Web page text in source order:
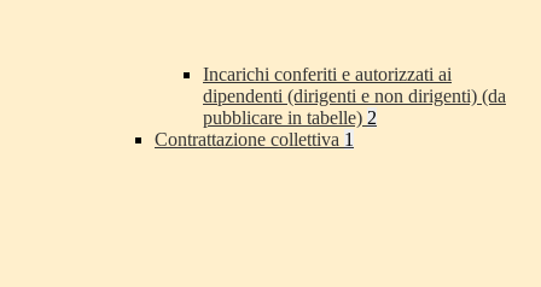
Incarichi conferiti e autorizzati ai
dipendenti (dirigenti e non dirigenti) (da
pubblicare in tabelle) 2
Contrattazione collettiva 1